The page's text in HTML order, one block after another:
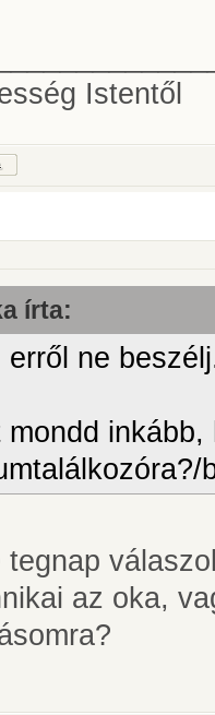
Istentől
írta:
erről ne
mondd
tegnap
az oka,